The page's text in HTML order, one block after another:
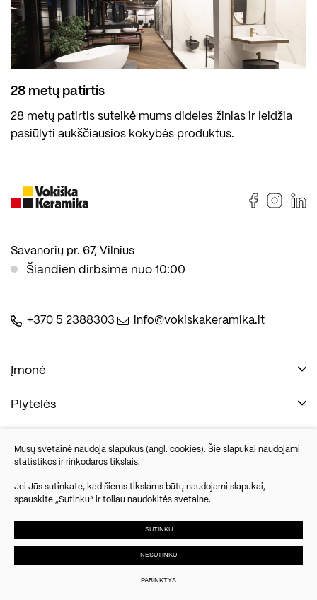
28 metų patirtis
28 metų patirtis suteikė mums dideles žinias ir leidžia
pasiūlyti aukščiausios kokybės produktus.
Savanorių pr. 67, Vilnius
Šiandien dirbsime nuo 10:00
+370 5 2388303 info@vokiskakeramika.lt
Įmonė
Plytelės
Naudinga
Kontaktai
Savanorių pr. 67, Vilnius
Šiandien dirbsime nuo 10:00
Mūsų svetainė naudoja slapukus (angl. cookies). Šie slapukai naudojami
statistikos ir rinkodaros tikslais.
Jei Jūs sutinkate, kad šiems tikslams būtų naudojami slapukai,
spauskite „Sutinku“ ir toliau naudokitės svetaine.
SUTINKU
NESUTINKU
PARINKTYS